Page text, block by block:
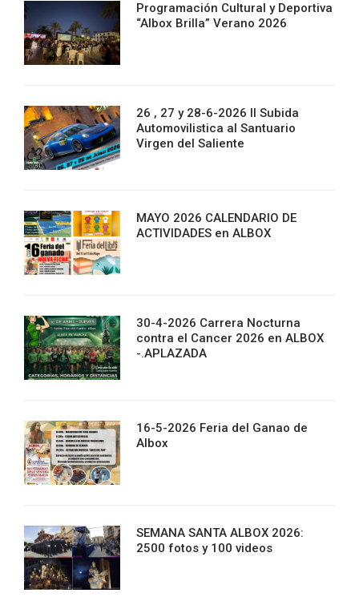
Programación Cultural y Deportiva
“Albox Brilla” Verano 2026
26 , 27 y 28-6-2026 II Subida
Automovilistica al Santuario
Virgen del Saliente
MAYO 2026 CALENDARIO DE
ACTIVIDADES en ALBOX
30-4-2026 Carrera Nocturna
contra el Cancer 2026 en ALBOX
-.APLAZADA
16-5-2026 Feria del Ganao de
Albox
SEMANA SANTA ALBOX 2026:
2500 fotos y 100 videos